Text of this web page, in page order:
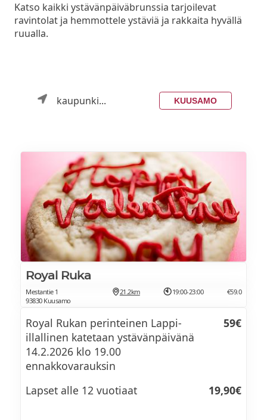
Katso kaikki ystävänpäiväbrunssia tarjoilevat
ravintolat ja hemmottele ystäviä ja rakkaita hyvällä
ruualla.
kaupunki... KUUSAMO
Royal Ruka
Mestantie 1
93830 Kuusamo
21.2km 19:00-23:00 €59.0
Royal Rukan perinteinen Lappi-
illallinen katetaan ystävänpäivänä
14.2.2026 klo 19.00
ennakkovarauksin
59€
Lapset alle 12 vuotiaat 19,90€